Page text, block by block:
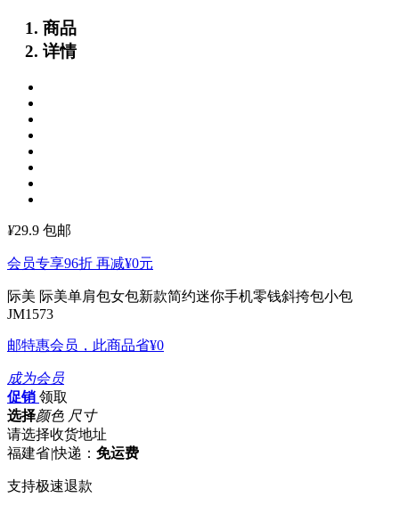
商品
详情
¥29.9 包邮
会员专享96折 再减¥0元
际美 际美单肩包女包新款简约迷你手机零钱斜挎包小包
JM1573
邮特惠会员，此商品省¥0
成为会员
促销 领取
选择颜色 尺寸
请选择收货地址
福建省|快递： 免运费
支持极速退款